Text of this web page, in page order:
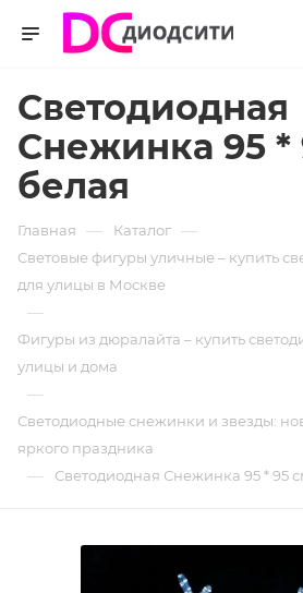
Светодиодная
Снежинка 95 *
белая
Главная — Каталог —
Световые фигуры уличные – купить
для улицы в Москве
—
Фигуры из дюралайта – купить
улицы и дома
—
Светодиодные снежинки и звезды:
яркого праздника
— Светодиодная Снежинка 95 * 95